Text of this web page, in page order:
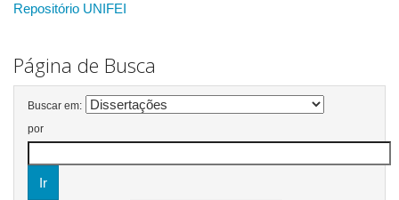
Repositório UNIFEI
Página de Busca
Buscar em:
por